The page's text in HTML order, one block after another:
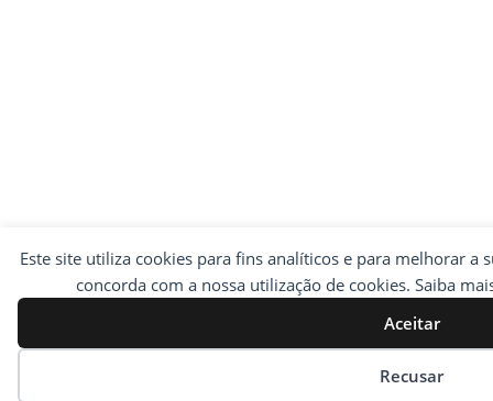
Este site utiliza cookies para fins analíticos e para melhorar a
concorda com a nossa utilização de cookies. Saiba
Aceitar
Recusar